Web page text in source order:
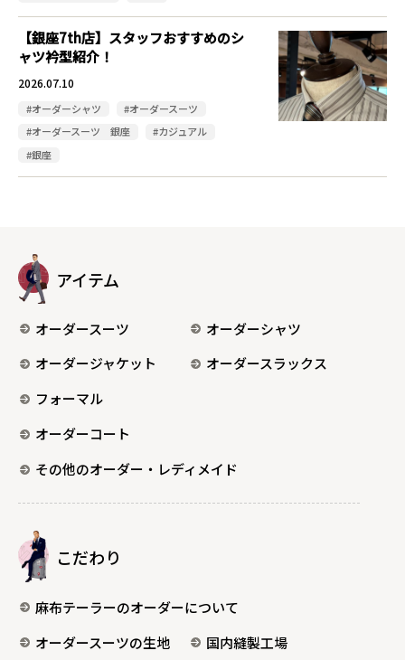
【銀座7th店】スタッフおすすめのシ
ャツ衿型紹介！
2026.07.10
#オーダーシャツ
#オーダースーツ
#オーダースーツ 銀座
#カジュアル
#銀座
アイテム
オーダースーツ
オーダーシャツ
オーダージャケット
オーダースラックス
フォーマル
オーダーコート
その他のオーダー・レディメイド
こだわり
麻布テーラーのオーダーについて
オーダースーツの生地
国内縫製工場